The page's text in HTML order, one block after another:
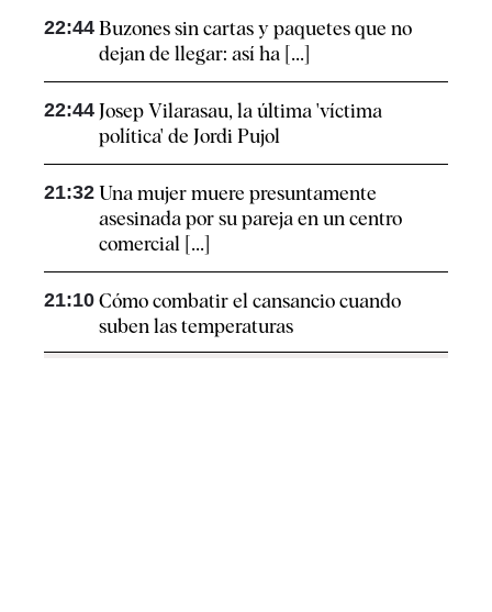
22:44 Buzones sin cartas y paquetes que no
dejan de llegar: así ha [...]
22:44 Josep Vilarasau, la última 'víctima
política' de Jordi Pujol
21:32 Una mujer muere presuntamente
asesinada por su pareja en un centro
comercial [...]
21:10 Cómo combatir el cansancio​ cuando
suben las temperaturas